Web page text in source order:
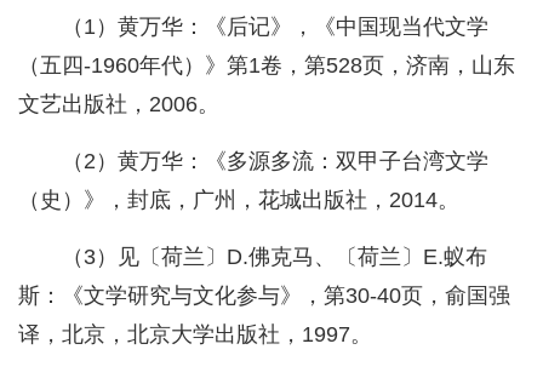
（1）黄万华：《后记》，《中国现当代文学
（五四-1960年代）》第1卷，第528页，济南，山东
文艺出版社，2006。
（2）黄万华：《多源多流：双甲子台湾文学
（史）》，封底，广州，花城出版社，2014。
（3）见〔荷兰〕D.佛克马、〔荷兰〕E.蚁布
斯：《文学研究与文化参与》，第30-40页，俞国强
译，北京，北京大学出版社，1997。